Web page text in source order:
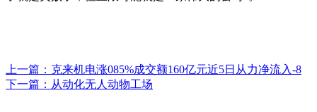
上一篇： 克来机电涨085%成交额160亿元近5日从力净流入-8
下一篇： 从动化无人动物工场